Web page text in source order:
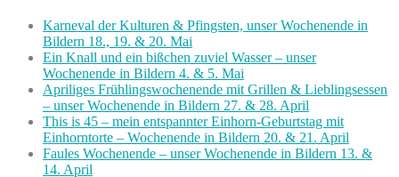
Karneval der Kulturen & Pfingsten, unser Wochenende in
Bildern 18., 19. & 20. Mai
Ein Knall und ein bißchen zuviel Wasser – unser
Wochenende in Bildern 4. & 5. Mai
Apriliges Frühlingswochenende mit Grillen & Lieblingsessen
– unser Wochenende in Bildern 27. & 28. April
This is 45 – mein entspannter Einhorn-Geburtstag mit
Einhorntorte – Wochenende in Bildern 20. & 21. April
Faules Wochenende – unser Wochenende in Bildern 13. &
14. April